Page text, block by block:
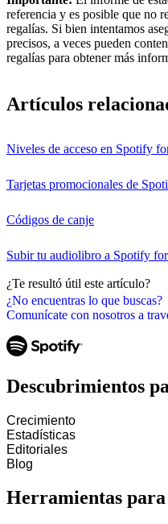
¿No encuentras lo que buscas?
Comunícate con nosotros a
referencia y es posible que no
regalías. Si bien intentamos
precisos, a veces pueden
regalías para obtener más
Artículos
Niveles de acceso en Spotify
Tarjetas promocionales de
Códigos de canje
Subir tu audiolibro a Spotify
¿Te resultó útil este artículo?
Descubrimientos
Crecimiento
Estadísticas
Editoriales
Blog
Herramientas